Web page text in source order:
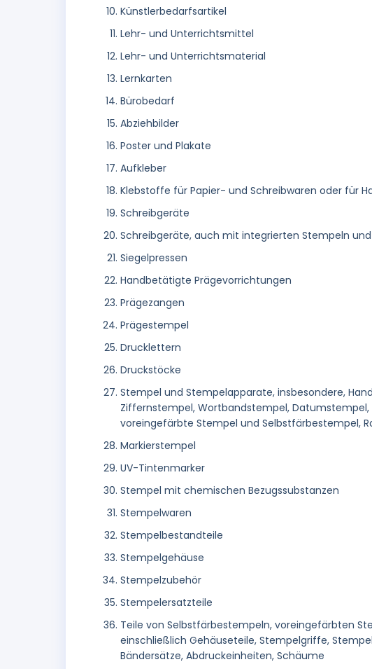
Künstlerbedarfsartikel
Lehr- und Unterrichtsmittel
Lehr- und Unterrichtsmaterial
Lernkarten
Bürobedarf
Abziehbilder
Poster und Plakate
Aufkleber
Klebstoffe für Papier- und Schreibwaren oder für
Schreibgeräte
Schreibgeräte, auch mit integrierten Stempeln
Siegelpressen
Handbetätigte Prägevorrichtungen
Prägezangen
Prägestempel
Drucklettern
Druckstöcke
Stempel und Stempelapparate, insbesondere,
Ziffernstempel, Wortbandstempel,
voreingefärbte Stempel und Selbstfärbestempel,
Markierstempel
UV-Tintenmarker
Stempel mit chemischen Bezugssubstanzen
Stempelwaren
Stempelbestandteile
Stempelgehäuse
Stempelzubehör
Stempelersatzteile
Teile von Selbstfärbestempeln, voreingefärbten
einschließlich Gehäuseteile, Stempelgriffe,
Bändersätze, Abdruckeinheiten, Schäume